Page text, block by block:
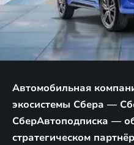
Автомобильная
экосистемы Сбера —
СберАвтоподписка —
стратегическом